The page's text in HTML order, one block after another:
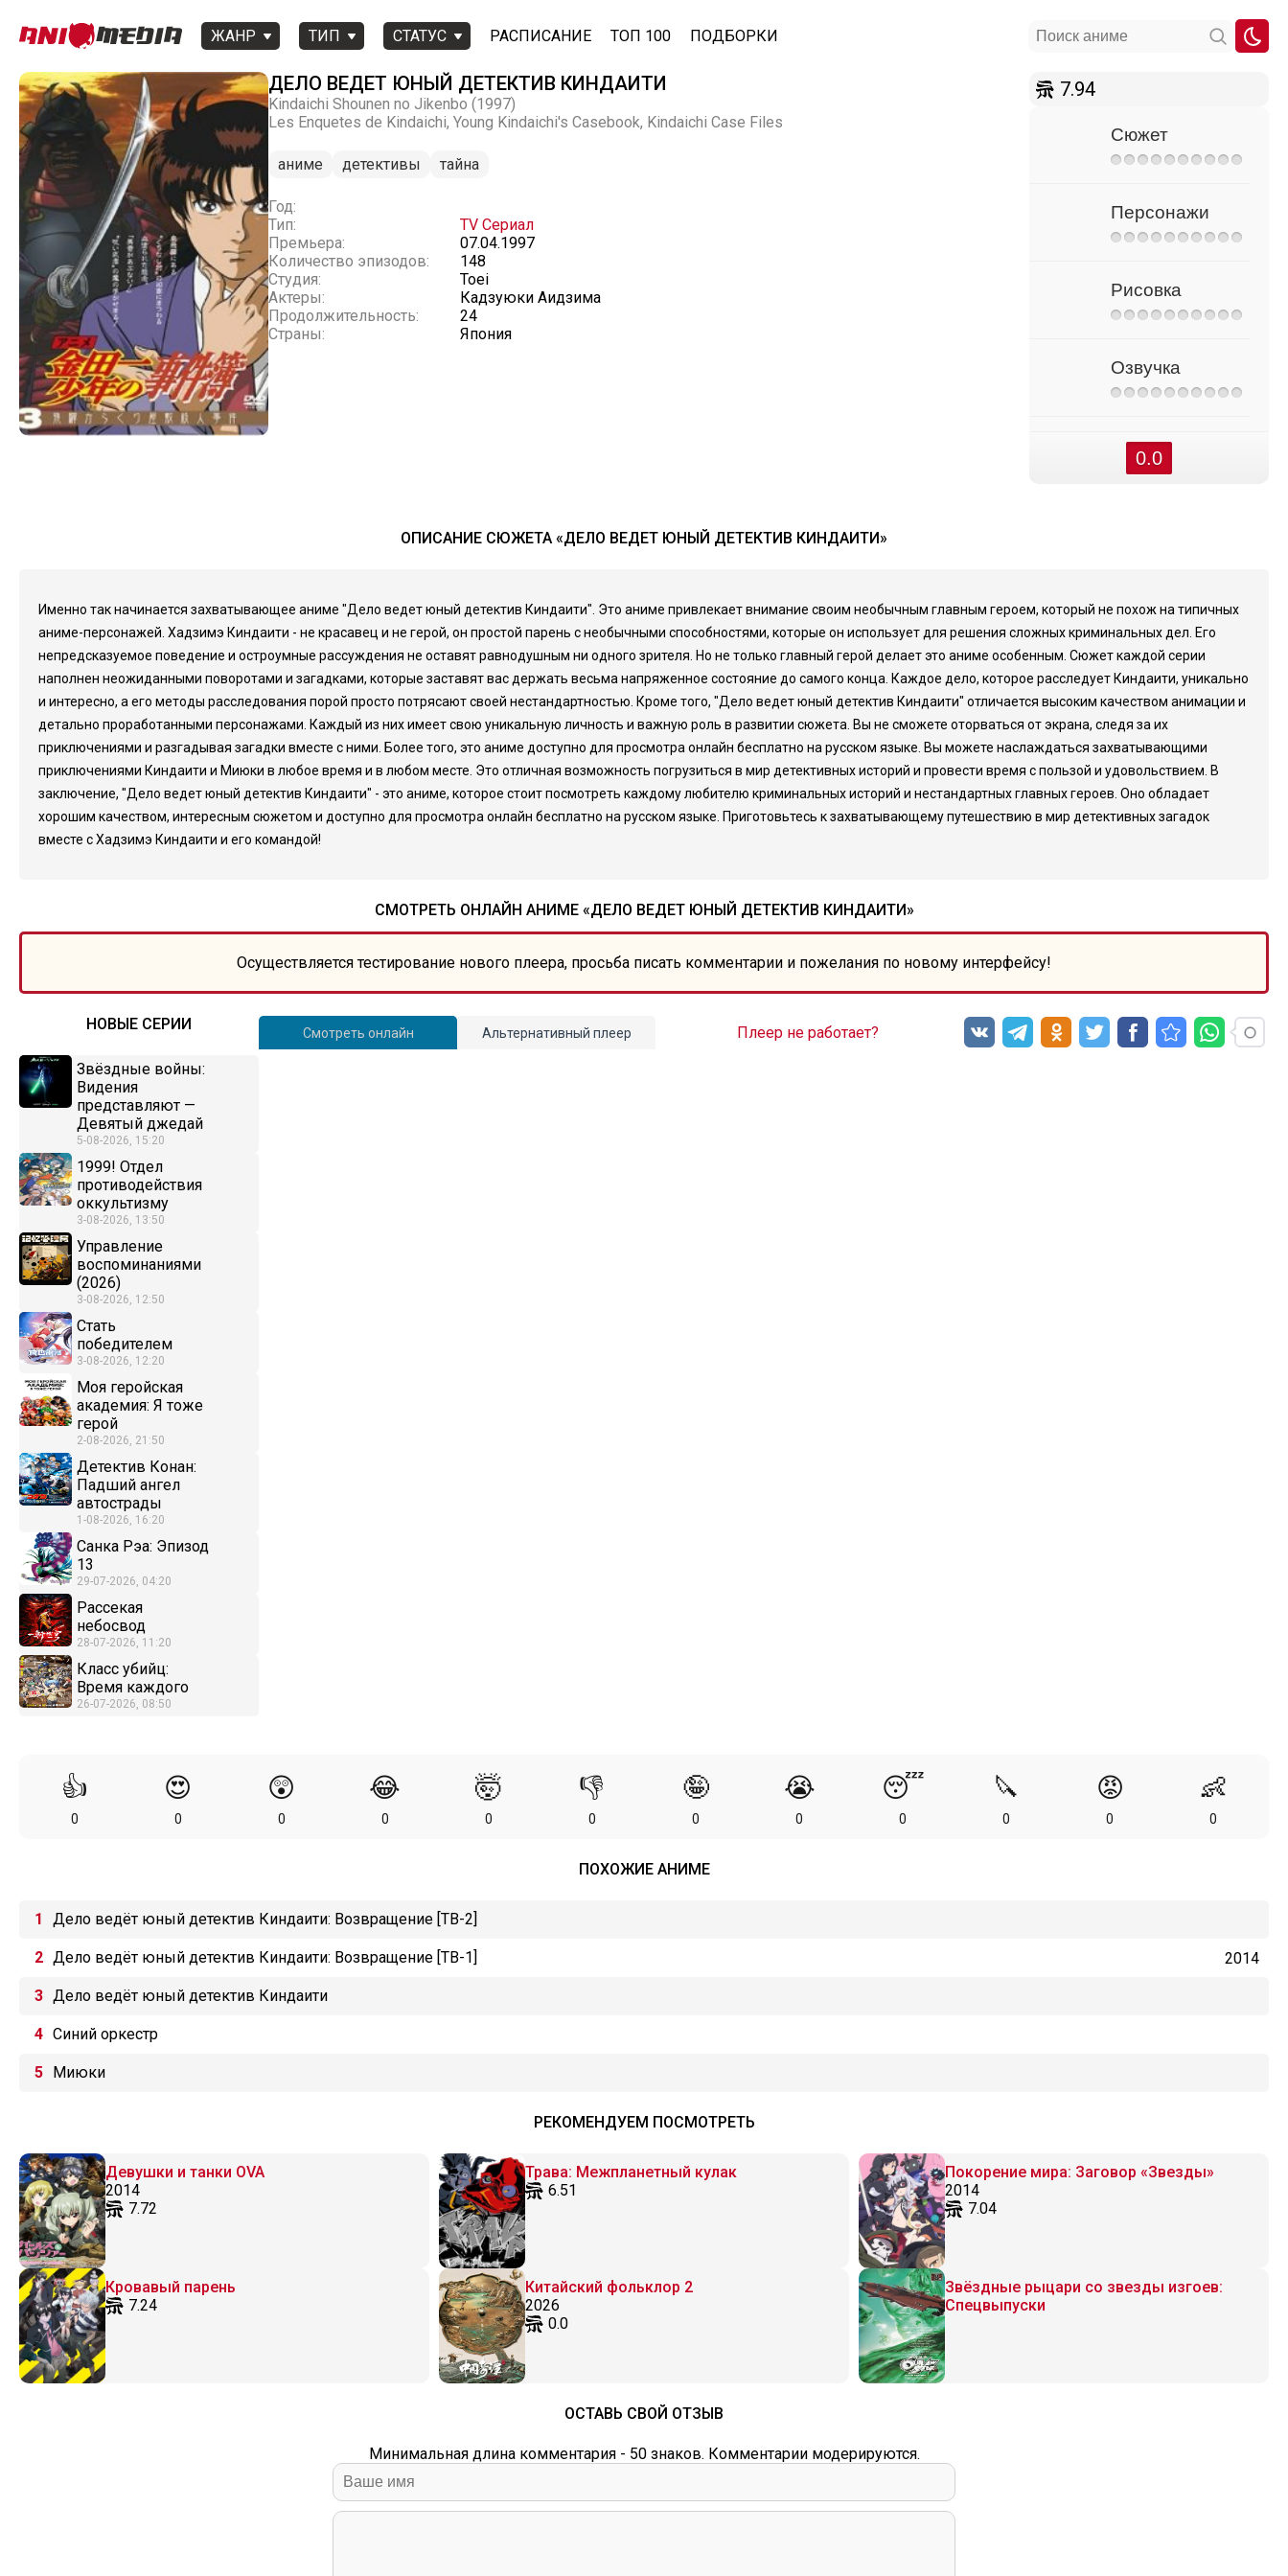
ЖАНР ТИП СТАТУС РАСПИСАНИЕ ТОП 100 ПОДБОРКИ
ДЕЛО ВЕДЕТ ЮНЫЙ ДЕТЕКТИВ КИНДАИТИ
Kindaichi Shounen no Jikenbo (1997)
Les Enquetes de Kindaichi, Young Kindaichi's Casebook, Kindaichi Case Files
аниме детективы тайна
Год:
Тип:
TV Сериал
Премьера:
07.04.1997
Количество эпизодов:
148
Студия:
Toei
Актеры:
Кадзуюки Аидзима
Продолжительность:
24
Страны:
Япония
7.94
Сюжет
Персонажи
Рисовка
Озвучка
0.0
ОПИСАНИЕ СЮЖЕТА «ДЕЛО ВЕДЕТ ЮНЫЙ ДЕТЕКТИВ КИНДАИТИ»
Именно так начинается захватывающее аниме "Дело ведет юный детектив Киндаити". Это аниме привлекает внимание своим необычным главным героем, который не похож на типичных
аниме-персонажей. Хадзимэ Киндаити - не красавец и не герой, он простой парень с необычными способностями, которые он использует для решения сложных криминальных дел. Его
непредсказуемое поведение и остроумные рассуждения не оставят равнодушным ни одного зрителя. Но не только главный герой делает это аниме особенным. Сюжет каждой серии
наполнен неожиданными поворотами и загадками, которые заставят вас держать весьма напряженное состояние до самого конца. Каждое дело, которое расследует Киндаити, уникально
и интересно, а его методы расследования порой просто потрясают своей нестандартностью. Кроме того, "Дело ведет юный детектив Киндаити" отличается высоким качеством анимации и
детально проработанными персонажами. Каждый из них имеет свою уникальную личность и важную роль в развитии сюжета. Вы не сможете оторваться от экрана, следя за их
приключениями и разгадывая загадки вместе с ними. Более того, это аниме доступно для просмотра онлайн бесплатно на русском языке. Вы можете наслаждаться захватывающими
приключениями Киндаити и Миюки в любое время и в любом месте. Это отличная возможность погрузиться в мир детективных историй и провести время с пользой и удовольствием. В
заключение, "Дело ведет юный детектив Киндаити" - это аниме, которое стоит посмотреть каждому любителю криминальных историй и нестандартных главных героев. Оно обладает
хорошим качеством, интересным сюжетом и доступно для просмотра онлайн бесплатно на русском языке. Приготовьтесь к захватывающему путешествию в мир детективных загадок
вместе с Хадзимэ Киндаити и его командой!
СМОТРЕТЬ ОНЛАЙН АНИМЕ «ДЕЛО ВЕДЕТ ЮНЫЙ ДЕТЕКТИВ КИНДАИТИ»
Осуществляется тестирование нового плеера, просьба писать комментарии и пожелания по новому интерфейсу!
НОВЫЕ СЕРИИ
Звёздные войны:
Видения
представляют —
Девятый джедай
5-08-2026, 15:20
1999! Отдел
противодействия
оккультизму
3-08-2026, 13:50
Управление
воспоминаниями
(2026)
3-08-2026, 12:50
Стать
победителем
3-08-2026, 12:20
Моя геройская
академия: Я тоже
герой
2-08-2026, 21:50
Детектив Конан:
Падший ангел
автострады
1-08-2026, 16:20
Санка Рэа: Эпизод
13
29-07-2026, 04:20
Рассекая
небосвод
28-07-2026, 11:20
Класс убийц:
Время каждого
26-07-2026, 08:50
Смотреть онлайн Альтернативный плеер Плеер не работает?
👍
0
😍
0
😲
0
😂
0
🤯
0
👎
0
🤪
0
😭
0
😴
0
🔪
0
😡
0
👶
0
ПОХОЖИЕ АНИМЕ
Дело ведёт юный детектив Киндаити: Возвращение [ТВ-2]
Дело ведёт юный детектив Киндаити: Возвращение [ТВ-1] 2014
Дело ведёт юный детектив Киндаити
Синий оркестр
Миюки
РЕКОМЕНДУЕМ ПОСМОТРЕТЬ
Девушки и танки OVA
2014
7.72
Трава: Межпланетный кулак
6.51
Покорение мира: Заговор «Звезды»
2014
7.04
Кровавый парень
7.24
Китайский фольклор 2
2026
0.0
Звёздные рыцари со звезды изгоев:
Спецвыпуски
ОСТАВЬ СВОЙ ОТЗЫВ
Минимальная длина комментария - 50 знаков. Комментарии модерируются.